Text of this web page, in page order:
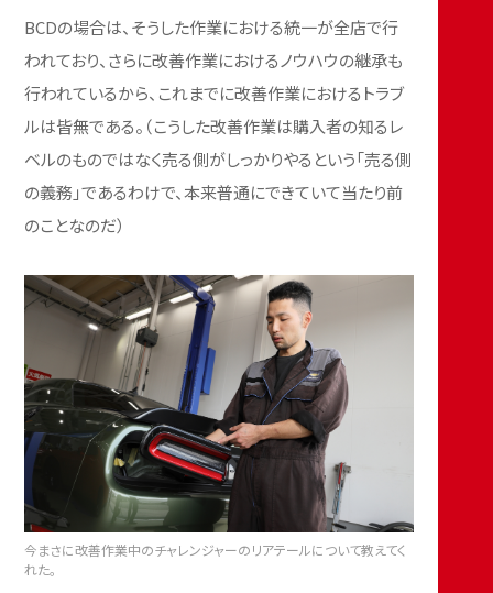
BCDの場合は、そうした作業における統一が全店で行
われており、さらに改善作業におけるノウハウの継承も
行われているから、これまでに改善作業におけるトラブ
ルは皆無である。（こうした改善作業は購入者の知るレ
ベルのものではなく売る側がしっかりやるという「売る側
の義務」であるわけで、本来普通にできていて当たり前
のことなのだ）
今まさに改善作業中のチャレンジャーのリアテールについて教えてく
れた。